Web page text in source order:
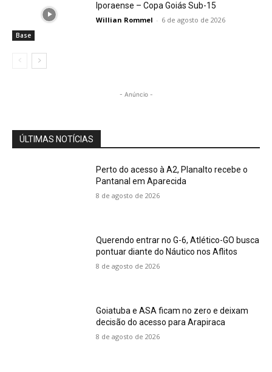
Base
Iporaense – Copa Goiás Sub-15
Willian Rommel - 6 de agosto de 2026
- Anúncio -
ÚLTIMAS NOTÍCIAS
Perto do acesso à A2, Planalto recebe o
Pantanal em Aparecida
8 de agosto de 2026
Querendo entrar no G-6, Atlético-GO busca
pontuar diante do Náutico nos Aflitos
8 de agosto de 2026
Goiatuba e ASA ficam no zero e deixam
decisão do acesso para Arapiraca
8 de agosto de 2026